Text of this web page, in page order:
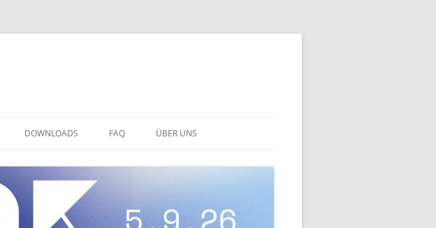
DOWNLOADS FAQ ÜBER UNS